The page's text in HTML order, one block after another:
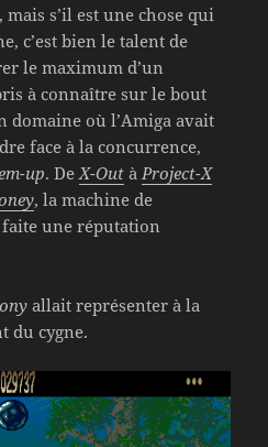
s’il est une chose qui
c’est bien le talent de
le maximum d’un
à connaître sur le bout
domaine où l’Amiga avait
face à la concurrence,
up. De X-Out à Project-X
, la machine de
faite une réputation
allait représenter à la
du cygne.